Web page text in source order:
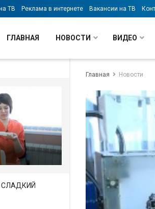
СЛАДКИЙ
ТВ Реклама в интернете Вакансии на ТВ
ГЛАВНАЯ НОВОСТИ ВИДЕО
Главная Новости